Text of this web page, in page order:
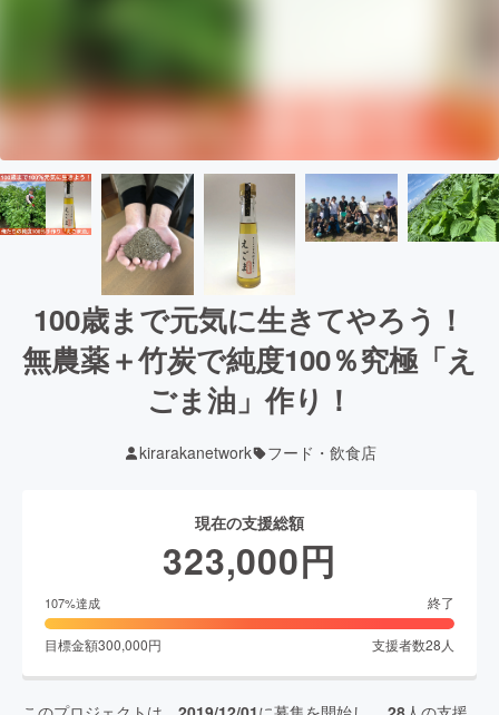
100歳まで元気に生きてやろう！
無農薬＋竹炭で純度100％究極「え
ごま油」作り！
kirarakanetwork フード・飲食店
現在の支援総額
323,000円
107%達成 終了
目標金額300,000円 支援者数28人